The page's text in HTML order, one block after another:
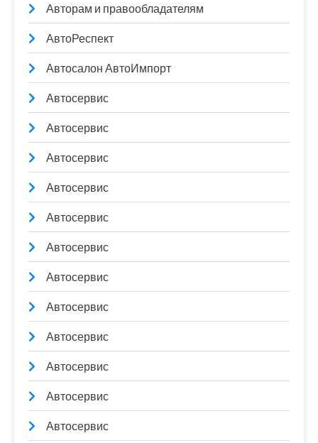
Авторам и правообладателям
АвтоРеспект
Автосалон АвтоИмпорт
Автосервис
Автосервис
Автосервис
Автосервис
Автосервис
Автосервис
Автосервис
Автосервис
Автосервис
Автосервис
Автосервис
Автосервис